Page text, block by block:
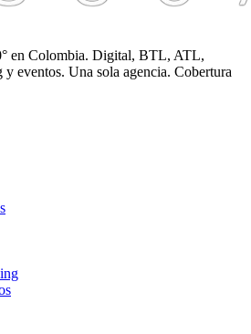
en Colombia. Digital, BTL, ATL,
eventos. Una sola agencia. Cobertura